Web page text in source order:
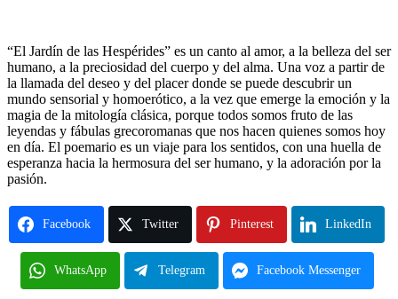
“El Jardín de las Hespérides” es un canto al amor, a la belleza del ser
humano, a la preciosidad del cuerpo y del alma. Una voz a partir de
la llamada del deseo y del placer donde se puede descubrir un
mundo sensorial y homoerótico, a la vez que emerge la emoción y la
magia de la mitología clásica, porque todos somos fruto de las
leyendas y fábulas grecoromanas que nos hacen quienes somos hoy
en día. El poemario es un viaje para los sentidos, con una huella de
esperanza hacia la hermosura del ser humano, y la adoración por la
pasión.
Facebook Twitter Pinterest LinkedIn
WhatsApp Telegram Facebook Messenger